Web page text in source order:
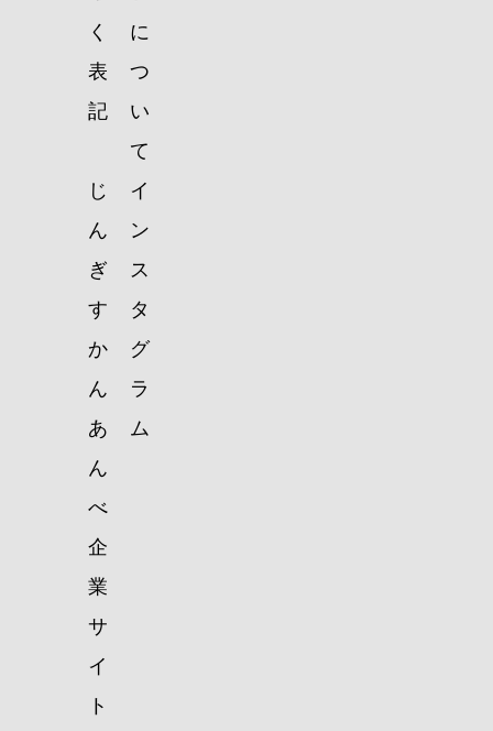
く
表
記
に
つ
い
て
じ
ん
ぎ
す
か
ん
あ
ん
べ
企
業
サ
イ
ト
イ
ン
ス
タ
グ
ラ
ム